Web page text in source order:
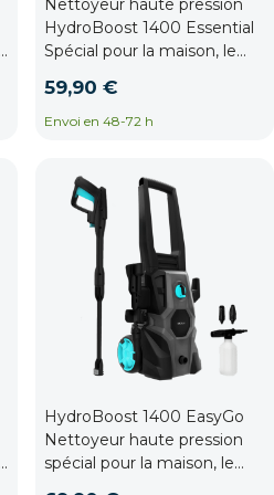
Nettoyeur haute pression
HydroBoost 1400 Essential
Spécial pour la maison, le
efficace et facile à
transporter. Puissance
de pression maximale
admise. Pompe en
aluminium. Rayon d'action 9
59,90 €
Envoi en 48-72 h
HydroBoost 1400 EasyGo
Nettoyeur haute pression
spécial pour la maison, le